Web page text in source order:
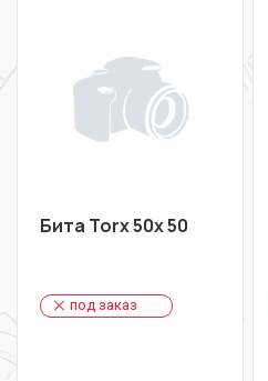
Бита Torx 50х 50
под заказ